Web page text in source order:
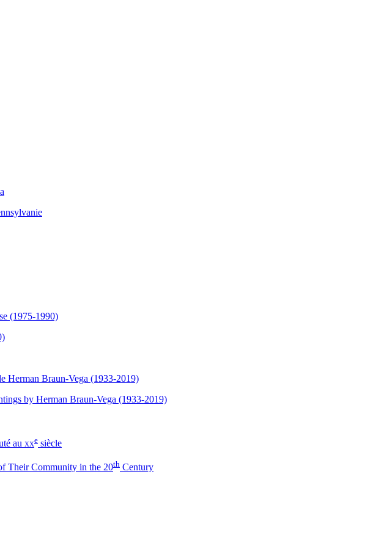
(1975-1990)
Herman Braun-Vega (1933-2019)
by Herman Braun-Vega (1933-2019)
au xxe siècle
Their Community in the 20th Century